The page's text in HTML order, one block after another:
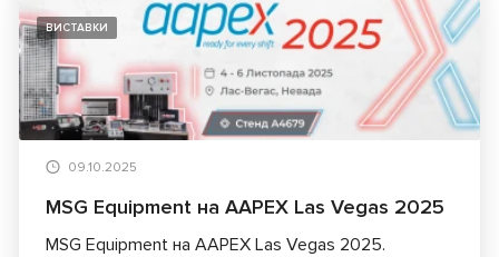
ВИСТАВКИ
09.10.2025
MSG Equipment на AAPEX Las Vegas 2025
MSG Equipment на AAPEX Las Vegas 2025.